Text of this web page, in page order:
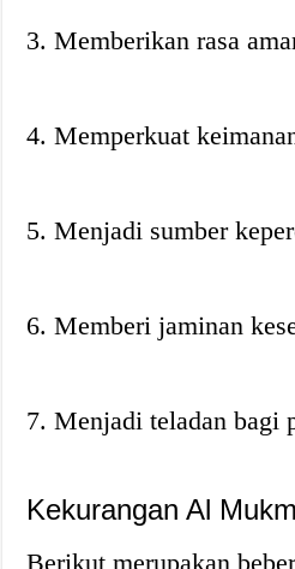
3. Memberikan rasa
4. Memperkuat
5. Menjadi sumber
6. Memberi jaminan
7. Menjadi teladan bagi
Kekurangan Al
Berikut merupakan